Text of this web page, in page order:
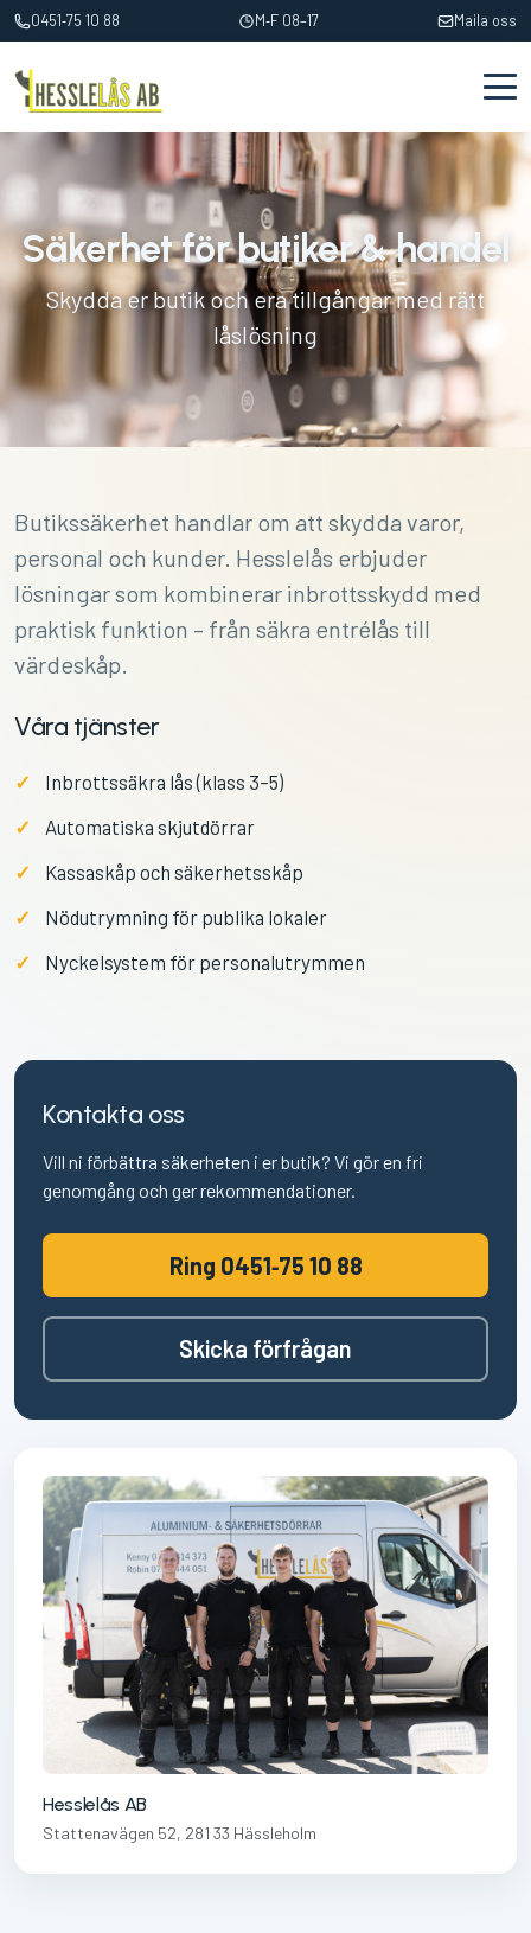
0451‑75 10 88 M‑F 08–17 Maila oss
Säkerhet för butiker & handel
Skydda er butik och era tillgångar med rätt
låslösning
Butikssäkerhet handlar om att skydda varor,
personal och kunder. Hesslelås erbjuder
lösningar som kombinerar inbrottsskydd med
praktisk funktion – från säkra entrélås till
värdeskåp.
Våra tjänster
Inbrottssäkra lås (klass 3–5)
Automatiska skjutdörrar
Kassaskåp och säkerhetsskåp
Nödutrymning för publika lokaler
Nyckelsystem för personalutrymmen
Kontakta oss
Vill ni förbättra säkerheten i er butik? Vi gör en fri
genomgång och ger rekommendationer.
Ring 0451‑75 10 88
Skicka förfrågan
Hesslelås AB
Stattenavägen 52, 281 33 Hässleholm